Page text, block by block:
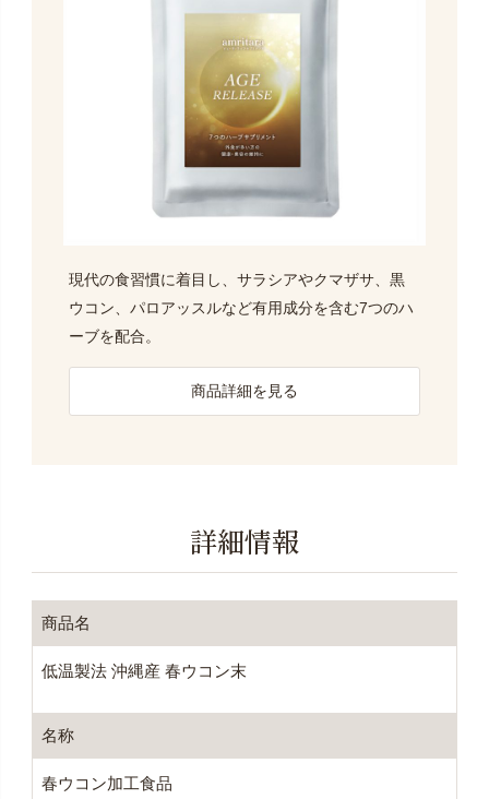
現代の食習慣に着目し、サラシアやクマザサ、黒
ウコン、パロアッスルなど有用成分を含む7つのハ
ーブを配合。
商品詳細を見る
詳細情報
商品名
低温製法 沖縄産 春ウコン末
名称
春ウコン加工食品